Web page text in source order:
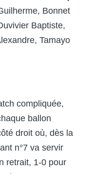
Bonnet
Baptiste,
Tamayo
compliquée,
ballon
droit où, dès la
n°7 va servir
retrait, 1-0 pour